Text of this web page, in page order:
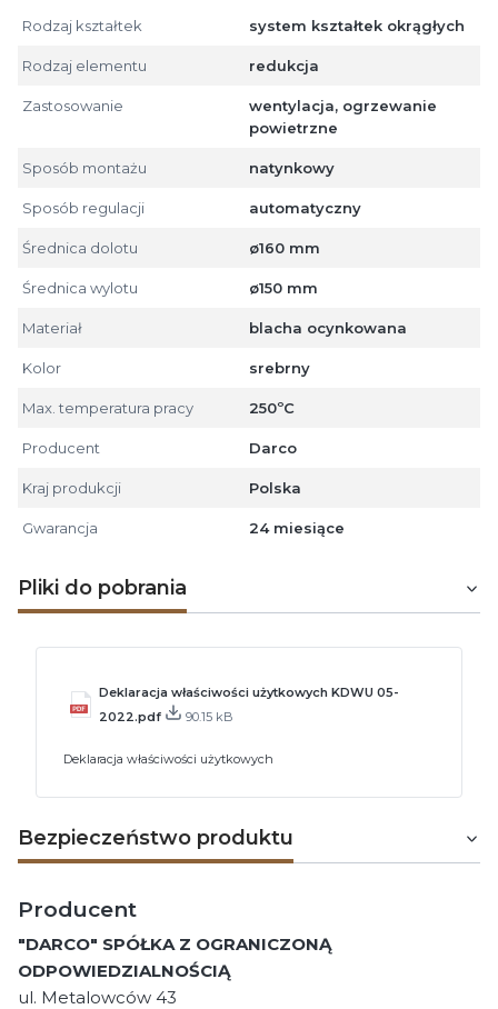
Rodzaj kształtek system kształtek okrągłych
Rodzaj elementu redukcja
Zastosowanie
wentylacja, ogrzewanie
powietrzne
Sposób montażu natynkowy
Sposób regulacji automatyczny
Średnica dolotu ø160 mm
Średnica wylotu ø150 mm
Materiał blacha ocynkowana
Kolor srebrny
Max. temperatura pracy 250ºC
Producent Darco
Kraj produkcji Polska
Gwarancja 24 miesiące
Pliki do pobrania
Deklaracja właściwości użytkowych KDWU 05-
2022.pdf
90.15 kB
Deklaracja właściwości użytkowych
Bezpieczeństwo produktu
Producent
"DARCO" SPÓŁKA Z OGRANICZONĄ
ODPOWIEDZIALNOŚCIĄ
ul. Metalowców 43